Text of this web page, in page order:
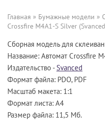
Главная » Бумажные модели »
Crossfire M4A1-S Silver
Сборная модель для
Название: Автомат Crossfire
Издательство -Svanced
Формат файла: PDO, PDF
Масштаб макета: 1:1
Формат листа: А4
Размер файла: 11,5 Мб.